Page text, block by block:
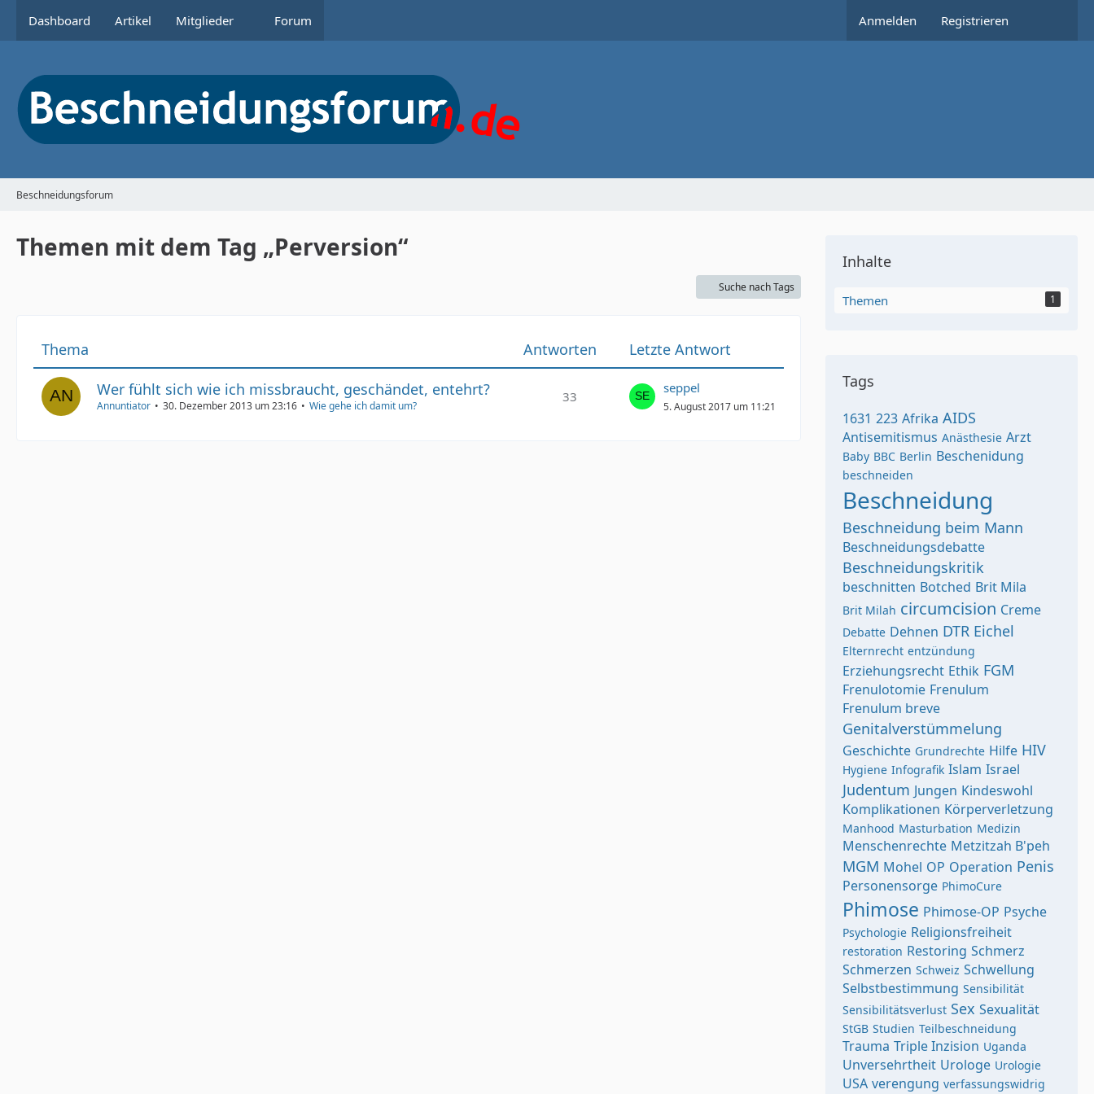
Dashboard Artikel Mitglieder Forum Anmelden Registrieren
Beschneidungsforum
Themen mit dem Tag „Perversion“
Suche nach Tags
Thema Antworten Letzte Antwort
Wer fühlt sich wie ich missbraucht, geschändet, entehrt?
Annuntiator 30. Dezember 2013 um 23:16 Wie gehe ich damit um?
33
seppel
5. August 2017 um 11:21
Inhalte
Themen 1
Tags
1631 223 Afrika AIDS
Antisemitismus Anästhesie Arzt
Baby BBC Berlin Beschenidung
beschneiden
Beschneidung
Beschneidung beim Mann
Beschneidungsdebatte
Beschneidungskritik
beschnitten Botched Brit Mila
Brit Milah circumcision Creme
Debatte Dehnen DTR Eichel
Elternrecht entzündung
Erziehungsrecht Ethik FGM
Frenulotomie Frenulum
Frenulum breve
Genitalverstümmelung
Geschichte Grundrechte Hilfe HIV
Hygiene Infografik Islam Israel
Judentum Jungen Kindeswohl
Komplikationen Körperverletzung
Manhood Masturbation Medizin
Menschenrechte Metzitzah B'peh
MGM Mohel OP Operation Penis
Personensorge PhimoCure
Phimose Phimose-OP Psyche
Psychologie Religionsfreiheit
restoration Restoring Schmerz
Schmerzen Schweiz Schwellung
Selbstbestimmung Sensibilität
Sensibilitätsverlust Sex Sexualität
StGB Studien Teilbeschneidung
Trauma Triple Inzision Uganda
Unversehrtheit Urologe Urologie
USA verengung verfassungswidrig